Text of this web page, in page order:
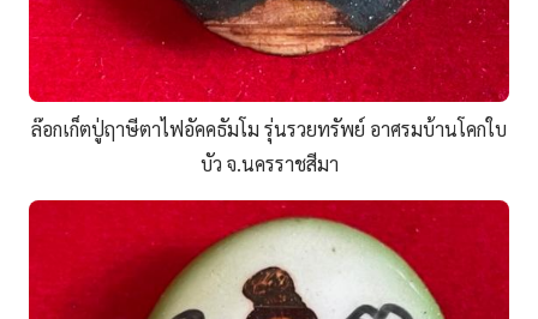
ล๊อกเก็ตปู่ฤาษีตาไฟอัคคธัมโม รุ่นรวยทรัพย์ อาศรมบ้านโคกใบ
บัว จ.นครราชสีมา